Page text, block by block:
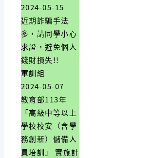
2024-05-15
近期詐騙手法
多，請同學小心
求證，避免個人
錢財損失!!
軍訓組
2024-05-07
教育部113年
「高級中等以上
學校校安（含學
務創新）儲備人
員培訓」 實施計